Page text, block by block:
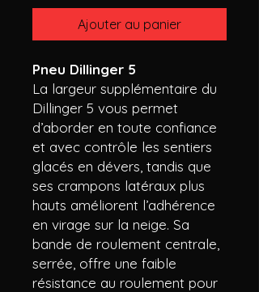
Ajouter au panier
Pneu Dillinger 5
La largeur supplémentaire du
Dillinger 5 vous permet
d’aborder en toute confiance
et avec contrôle les sentiers
glacés en dévers, tandis que
ses crampons latéraux plus
hauts améliorent l’adhérence
en virage sur la neige. Sa
bande de roulement centrale,
serrée, offre une faible
résistance au roulement pour